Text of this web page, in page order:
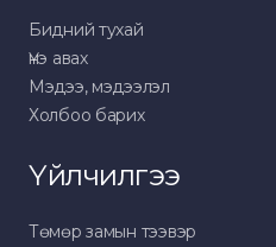
Бидний тухай
Үнэ авах
Мэдээ, мэдээлэл
Холбоо барих
Үйлчилгээ
Төмөр замын тээвэр